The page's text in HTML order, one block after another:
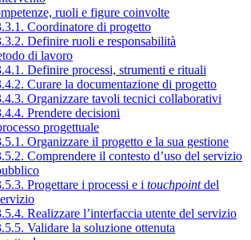
ruoli e figure coinvolte
Coordinatore di progetto
Definire ruoli e responsabilità
di lavoro
Definire processi, strumenti e rituali
Curare la documentazione di progetto
Organizzare tavoli tecnici collaborativi
Prendere decisioni
progettuale
Organizzare il progetto e la sua gestione
Comprendere il contesto d’uso del servizio
Progettare i processi e i touchpointdel
Realizzare l’interfaccia utente del servizio
Validare la soluzione ottenuta